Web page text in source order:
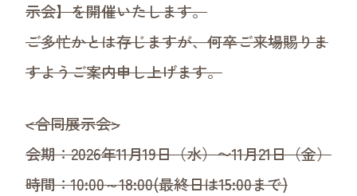
デジタルカタログ
販促POPダウンロード
お取引について
示会】を開催いたします。
ご多忙かとは存じますが、何卒ご来場賜りま
すようご案内申し上げます。
<合同展示会>
会期：2026年11月19日（水）〜11月21日（金）
時間：10:00～18:00(最終日は15:00まで)